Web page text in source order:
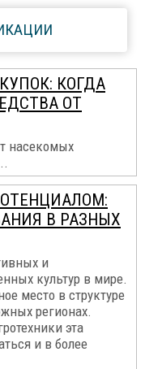
КОГДА
ОТ
насекомых
В РАЗНЫХ
и
культур в мире.
место в структуре
регионах.
эта
и в более